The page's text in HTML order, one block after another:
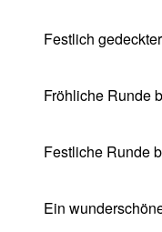
Festlich
Fröhliche Runde
Festliche Runde
Ein